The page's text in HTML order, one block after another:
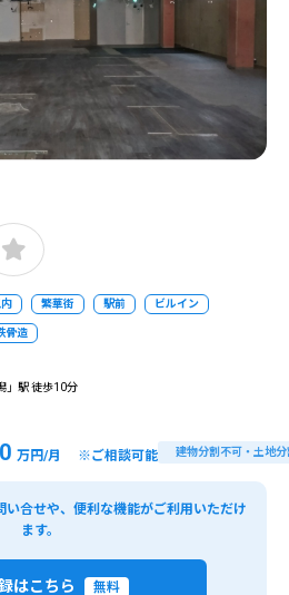
繁華街 駅前 ビルイン
骨造
」駅 徒歩10分
万円/月 ※ご相談可能 建物分割不可・土地分
合せや、便利な機能がご利用いただけ
ます。
はこちら 無料